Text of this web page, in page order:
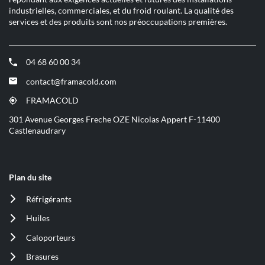
industrielles, commerciales, et du froid roulant. La qualité des
services et des produits sont nos préoccupations premières.
04 68 60 00 34
(ouvre
dans
nouvelle
contact@framacold.com
(ouvre
dans
nouvelle
fenêtre)
FRAMACOLD
(ouvre
dans
une
301 Avenue Georges Freche OZE Nicolas Appert F-11400
Castlenaudrary
Plan du site
Réfrigérants
(ouvre
dans
nouvelle
Huiles
(ouvre
dans
nouvelle
Caloporteurs
(ouvre
dans
Brasures
(ouvre